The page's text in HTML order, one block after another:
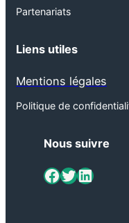
Partenariats
Liens utiles
Mentions légales
Politique de
Nous suivre
ViaMétiers sur Facebook Twitter LinkedIn